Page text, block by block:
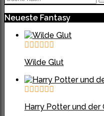
Neueste Fantasy
Wilde Glut
Harry Potter und der